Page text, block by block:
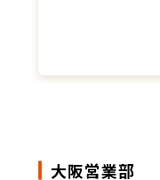
大阪営業部